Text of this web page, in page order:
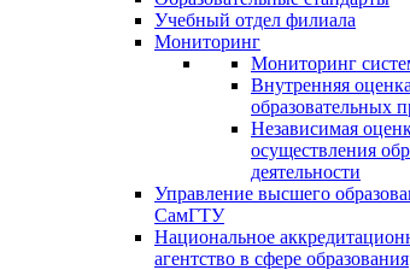
Учебный отдел филиала
Мониторинг
Мониторинг
Внутренняя
образовательных
Независимая
осуществления
деятельности
Управление высшего
СамГТУ
Национальное
агентство в сфере образования